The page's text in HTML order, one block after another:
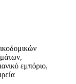
εμπόριο,